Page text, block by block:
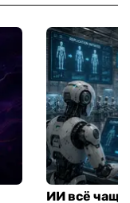
ИИ всё